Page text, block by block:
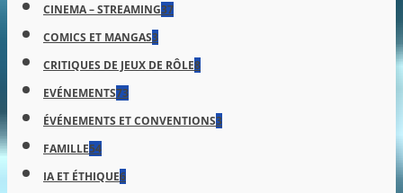
CINEMA – STREAMING37
COMICS ET MANGAS3
CRITIQUES DE JEUX DE RÔLE8
EVÉNEMENTS73
ÉVÉNEMENTS ET CONVENTIONS3
FAMILLE54
IA ET ÉTHIQUE6